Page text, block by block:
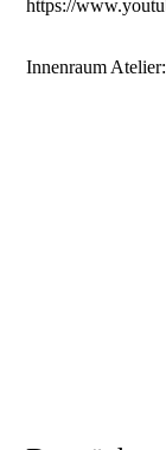
https://
Innenraum